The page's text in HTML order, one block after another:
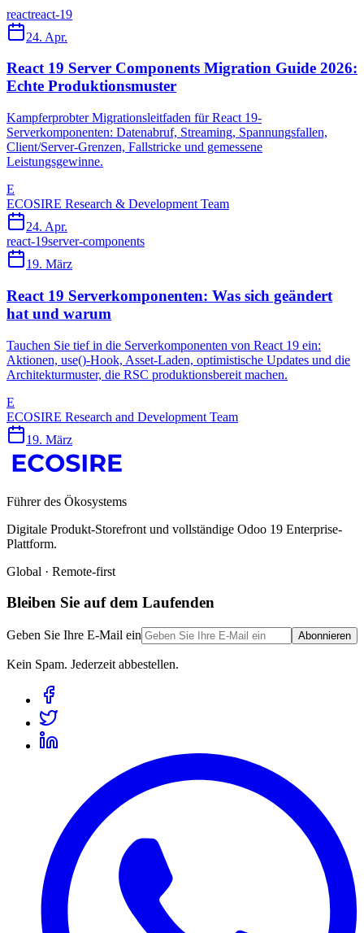
reactreact-19
24. Apr.
React 19 Server Components Migration Guide 2026:
Echte Produktionsmuster
Kampferprobter Migrationsleitfaden für React 19-
Serverkomponenten: Datenabruf, Streaming, Spannungsfallen,
Client/Server-Grenzen, Fallstricke und gemessene
Leistungsgewinne.
E
ECOSIRE Research & Development Team
24. Apr.
react-19server-components
19. März
React 19 Serverkomponenten: Was sich geändert
hat und warum
Tauchen Sie tief in die Serverkomponenten von React 19 ein:
Aktionen, use()-Hook, Asset-Laden, optimistische Updates und die
Architekturmuster, die RSC produktionsbereit machen.
E
ECOSIRE Research and Development Team
19. März
Führer des Ökosystems
Digitale Produkt-Storefront und vollständige Odoo 19 Enterprise-
Plattform.
Global · Remote-first
Bleiben Sie auf dem Laufenden
Geben Sie Ihre E-Mail ein Abonnieren
Kein Spam. Jederzeit abbestellen.